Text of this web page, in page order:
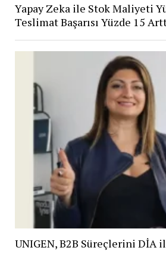
Yapay Zeka ile Stok Maliyeti
Teslimat Başarısı Yüzde 15
UNIGEN, B2B Süreçlerini DİA